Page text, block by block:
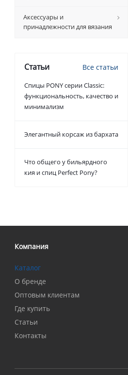
Аксессуары и
принадлежности для вязания
Статьи Все статьи
Спицы PONY серии Classic:
функциональность, качество и
минимализм
Элегантный корсаж из бархата
Что общего у бильярдного
кия и спиц Perfect Pony?
Компания
Каталог
О бренде
Оптовым клиентам
Где купить
Статьи
Контакты